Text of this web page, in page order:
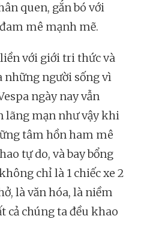
quen, gắn bó với
mê mạnh mẽ.
với giới tri thức và
những người sống vì
ngày nay vẫn
lãng mạn như vậy khi
tâm hồn ham mê
tự do, và bay bổng
chỉ là 1 chiếc xe 2
là văn hóa, là niềm
cả chúng ta đều khao